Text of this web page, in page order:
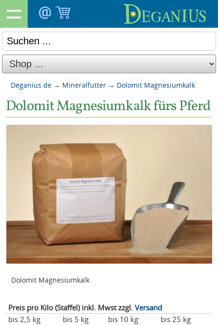
Deganius.de → Mineralfutter → Dolomit Magnesiumkalk
Dolomit Magnesiumkalk fürs Pferd
Dolomit Magnesiumkalk
Preis pro Kilo (Staffel) inkl. Mwst zzgl. Versand
bis 2,5 kg
bis 5 kg bis 10 kg
bis 25 kg